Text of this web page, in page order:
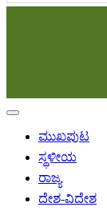
ಮುಖಪುಟ
ಸ್ಥಳೀಯ
ರಾಜ್ಯ
ದೇಶ-ವಿದೇಶ